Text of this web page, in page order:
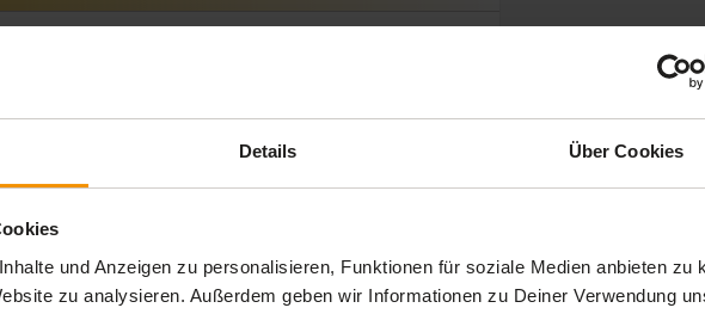
Details Über Cookies
und Anzeigen zu personalisieren, Funktionen für soziale Medien anbieten zu
zu analysieren. Außerdem geben wir Informationen zu Deiner Verwendung
der Mitarbeiter
Min.